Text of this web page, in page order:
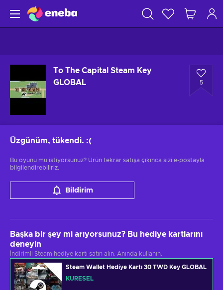
To The Capital Steam Key
GLOBAL
5
Üzgünüm, tükendi. :(
Bu oyunu mu istiyorsunuz? Ürün tekrar satışa çıkınca sizi e-postayla
bilgilendirebiliriz.
Bildirim
Başka bir şey mi arıyorsunuz? Bu hediye kartlarını
deneyin
İndirimli Steam hediye kartı satın alın. Anında kullanın.
Steam Wallet Hediye Kartı 30 TWD Key GLOBAL
KÜRESEL